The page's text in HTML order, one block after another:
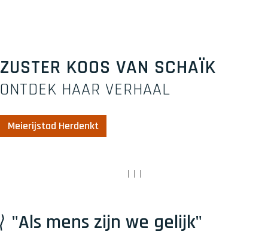
ZUSTER KOOS VAN SCHAÏK
ONTDEK HAAR VERHAAL
Meierijstad Herdenkt
| | |
"Als mens zijn we gelijk"